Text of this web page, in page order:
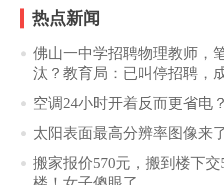
热点新闻
佛山一中学招聘物理教师，
汰？教育局：已叫停招聘，
空调24小时开着反而更省电
太阳表面最高分辨率图像来
搬家报价570元，搬到楼下